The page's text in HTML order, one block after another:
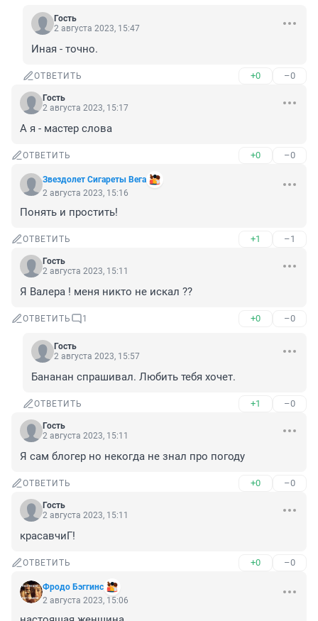
Гость
2 августа 2023, 15:47
Иная - точно.
ОТВЕТИТЬ +0 –0
Гость
2 августа 2023, 15:17
А я - мастер слова
ОТВЕТИТЬ +0 –0
Звездолет Сигареты Вега
2 августа 2023, 15:16
Понять и простить!
ОТВЕТИТЬ +1 –1
Гость
2 августа 2023, 15:11
Я Валера ! меня никто не искал ??
ОТВЕТИТЬ 1 +0 –0
Гость
2 августа 2023, 15:57
Бананан спрашивал. Любить тебя хочет.
ОТВЕТИТЬ +1 –0
Гость
2 августа 2023, 15:11
Я сам блогер но некогда не знал про погоду
ОТВЕТИТЬ +0 –0
Гость
2 августа 2023, 15:11
красавчиГ!
ОТВЕТИТЬ +0 –0
Фродо Бэггинс
2 августа 2023, 15:06